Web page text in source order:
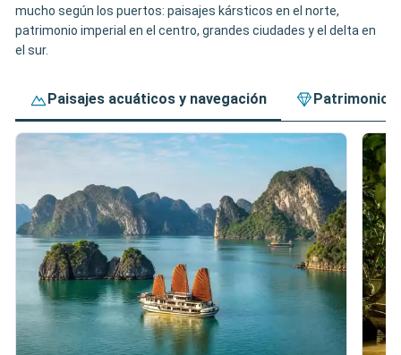
mucho según los puertos: paisajes kársticos en el norte,
patrimonio imperial en el centro, grandes ciudades y el delta en
el sur.
Paisajes acuáticos y navegación Patrimonio,